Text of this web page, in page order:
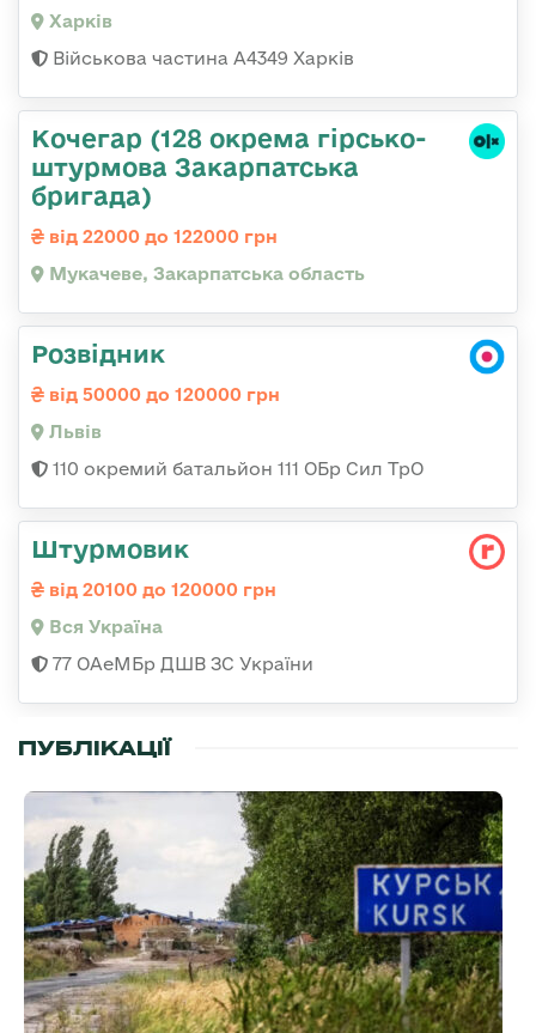
Харків
Військова частина А4349 Харків
Кочегар (128 окрема гірсько-
штурмова Закарпатська
бригада)
від 22000 до 122000 грн
Мукачеве, Закарпатська область
Розвідник
від 50000 до 120000 грн
Львів
110 окремий батальйон 111 ОБр Сил ТрО
Штурмовик
від 20100 до 120000 грн
Вся Україна
77 ОАеМБр ДШВ ЗС України
ПУБЛІКАЦІЇ